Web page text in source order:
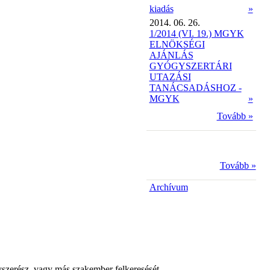
kiadás
»
2014. 06. 26.
1/2014 (VI. 19.) MGYK
ELNÖKSÉGI
AJÁNLÁS
GYÓGYSZERTÁRI
UTAZÁSI
TANÁCSADÁSHOZ -
MGYK
»
Tovább »
Tovább »
Archívum